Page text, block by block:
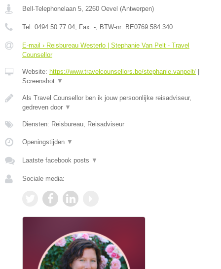
Bell-Telephonelaan 5, 2260 Oevel (Antwerpen)
Tel: 0494 50 77 04, Fax: -, BTW-nr: BE0769.584.340
E-mail › Reisbureau Westerlo | Stephanie Van Pelt - Travel
Counsellor
Website: https://www.travelcounsellors.be/stephanie.vanpelt/
Screenshot ▼
Als Travel Counsellor ben ik jouw persoonlijke reisadviseur,
gedreven door ▼
Diensten: Reisbureau, Reisadviseur
Openingstijden ▼
Laatste facebook posts ▼
Sociale media: